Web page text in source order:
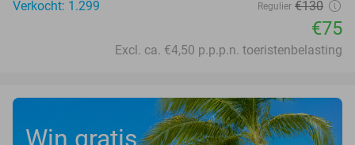
Verkocht: 1.299 Regulier €130
€75
Excl. ca. €4,50 p.p.p.n. toeristenbelasting
Win gratis